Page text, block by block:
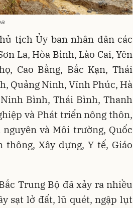
tịch Ủy ban nhân dân các
La, Hòa Bình, Lào Cai, Yên
Cao Bằng, Bắc Kạn, Thái
Quảng Ninh, Vĩnh Phúc, Hà
Bình, Thái Bình, Thanh
và Phát triển nông thôn,
và Môi trường, Quốc
thông, Xây dựng, Y tế, Giáo
Trung Bộ đã xảy ra nhiều
sạt lở đất, lũ quét, ngập lụt